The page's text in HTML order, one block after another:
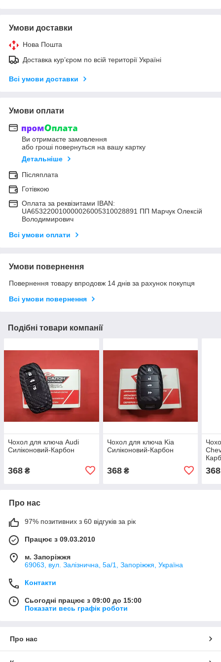
Умови доставки
Нова Пошта
Доставка кур’єром по всій території Україні
Всі умови доставки
Умови оплати
Ви отримаєте замовлення
або гроші повернуться на вашу картку
Детальніше
Післяплата
Готівкою
Оплата за реквізитами IBAN:
UA653220010000026005310028891 ПП Марчук Олексій
Володимирович
Всі умови оплати
Умови повернення
Повернення товару впродовж 14 днів за рахунок покупця
Всі умови повернення
Подібні товари компанії
Чохол для ключа Audi
Силіконовий-Карбон
368 ₴
Чохол для ключа Kia
Силіконовий-Карбон
368₴ 368
Про нас
97% позитивних з 60 відгуків за рік
Працює з 09.03.2010
м. Запоріжжя
69063, вул. Залізнична, 5а/1, Запоріжжя, Україна
Контакти
Сьогодні працює з 09:00 до 15:00
Показати весь графік роботи
Про нас